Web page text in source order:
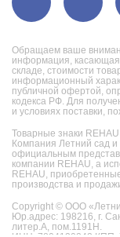
Обращаем ваше
информация,
складе, стоимости
информационный
публичной офертой,
кодекса РФ. Для
и условиях поставки,
Товарные знаки
Компания Летний сад
официальным
компании REHAU, а
REHAU,
производства и
Copyright © ООО
Юр.адрес: 198216, г.
литер.А, пом.1191Н.